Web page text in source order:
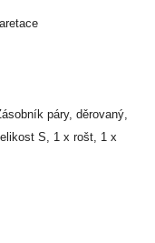
páry, děrovaný,
S, 1 x rošt, 1 x